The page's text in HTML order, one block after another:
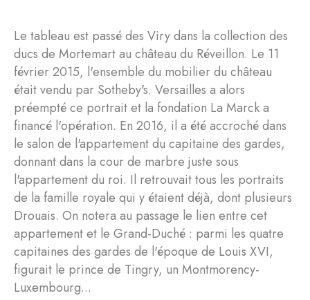
Le tableau est passé des Viry dans la collection des
ducs de Mortemart au château du Réveillon. Le 11
février 2015, l'ensemble du mobilier du château
était vendu par Sotheby's. Versailles a alors
préempté ce portrait et la fondation La Marck a
financé l'opération. En 2016, il a été accroché dans
le salon de l'appartement du capitaine des gardes,
donnant dans la cour de marbre juste sous
l'appartement du roi. Il retrouvait tous les portraits
de la famille royale qui y étaient déjà, dont plusieurs
Drouais. On notera au passage le lien entre cet
appartement et le Grand-Duché : parmi les quatre
capitaines des gardes de l'époque de Louis XVI,
figurait le prince de Tingry, un Montmorency-
Luxembourg...